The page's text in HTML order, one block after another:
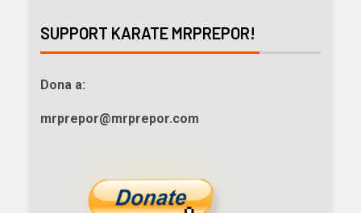
SUPPORT KARATE MRPREPOR!
Dona a:
mrprepor@mrprepor.com